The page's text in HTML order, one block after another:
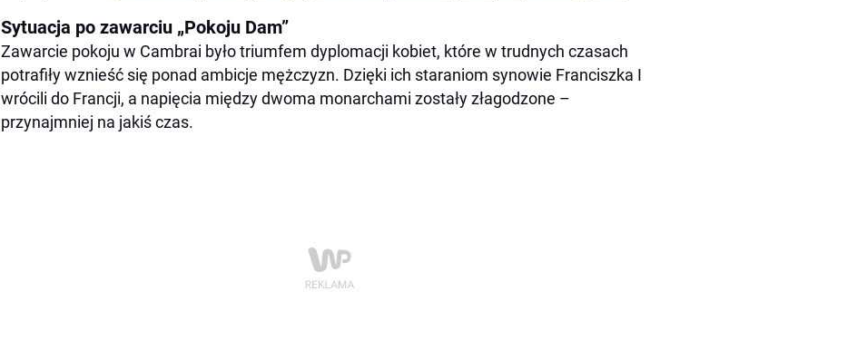
Sytuacja po zawarciu „Pokoju Dam”
Zawarcie pokoju w Cambrai było triumfem dyplomacji kobiet, które w trudnych czasach
potrafiły wznieść się ponad ambicje mężczyzn. Dzięki ich staraniom synowie Franciszka I
wrócili do Francji, a napięcia między dwoma monarchami zostały złagodzone –
przynajmniej na jakiś czas.